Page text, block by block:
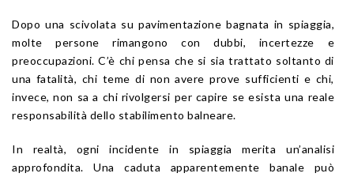
Dopo una scivolata su pavimentazione bagnata in spiaggia,
molte persone rimangono con dubbi, incertezze e
preoccupazioni. C’è chi pensa che si sia trattato soltanto di
una fatalità, chi teme di non avere prove sufficienti e chi,
invece, non sa a chi rivolgersi per capire se esista una reale
responsabilità dello stabilimento balneare.
In realtà, ogni incidente in spiaggia merita un’analisi
approfondita. Una caduta apparentemente banale può